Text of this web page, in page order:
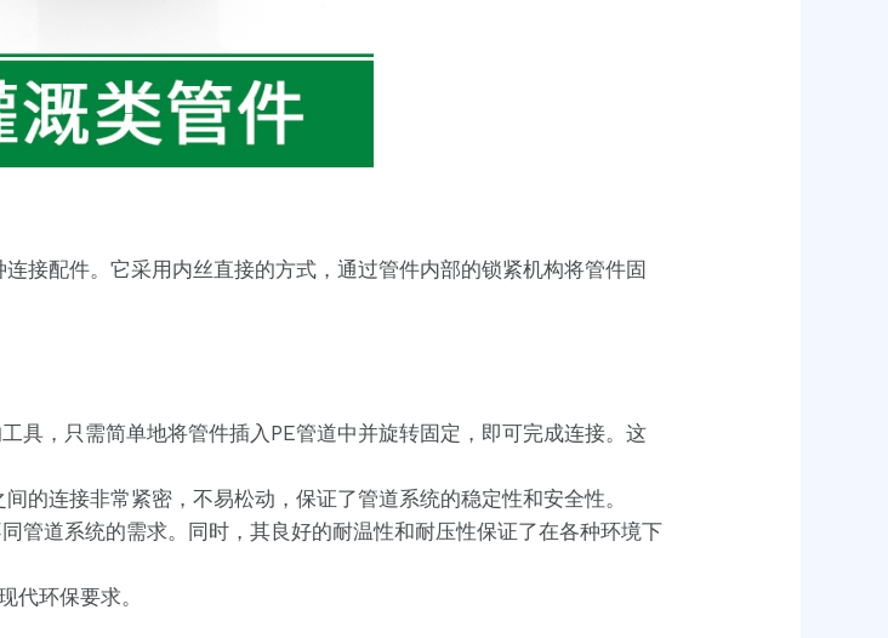
接配件。它采用内丝直接的方式，通过管件内部的锁紧机构将管件固
具，只需简单地将管件插入PE管道中并旋转固定，即可完成连接。这
的连接非常紧密，不易松动，保证了管道系统的稳定性和安全性。
管道系统的需求。同时，其良好的耐温性和耐压性保证了在各种环境下
代环保要求。